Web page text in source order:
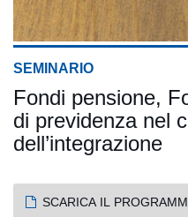
SEMINARIO
Fondi pensione,
di previdenza nel
dell’integrazione
SCARICA IL